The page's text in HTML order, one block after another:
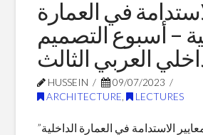
Blog Posts
في العمارة
– أسبوع التصميم
العربي الثالث
HUSSEIN
09/07/2023
ARCHITECTURE
LECTURES
الاستدامة في العمارة الداخلية”